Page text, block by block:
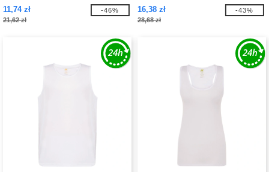
11,74 zł
21,62 zł
-46%
16,38 zł
28,68 zł
-43%